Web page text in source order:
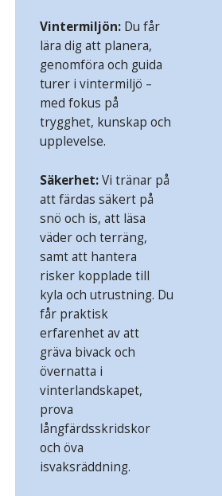
Vintermiljön: Du får
lära dig att planera,
genomföra och guida
turer i vintermiljö –
med fokus på
trygghet, kunskap och
upplevelse.
Säkerhet:Vi tränar på
att färdas säkert på
snö och is, att läsa
väder och terräng,
samt att hantera
risker kopplade till
kyla och utrustning. Du
får praktisk
erfarenhet av att
gräva bivack och
övernatta i
vinterlandskapet,
prova
långfärdsskridskor
och öva
isvaksräddning.